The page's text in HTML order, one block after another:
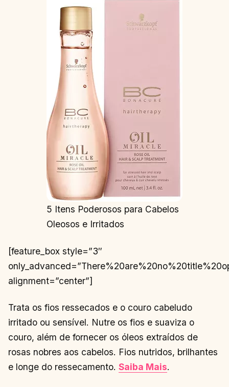
5 Itens Poderosos para Cabelos
Oleosos e Irritados
[feature_box style=”3″
alignment=”center”]
Trata os fios ressecados e o couro cabeludo
irritado ou sensível. Nutre os fios e suaviza o
couro, além de fornecer os óleos extraídos de
rosas nobres aos cabelos. Fios nutridos, brilhantes
e longe do ressecamento. Saiba Mais.